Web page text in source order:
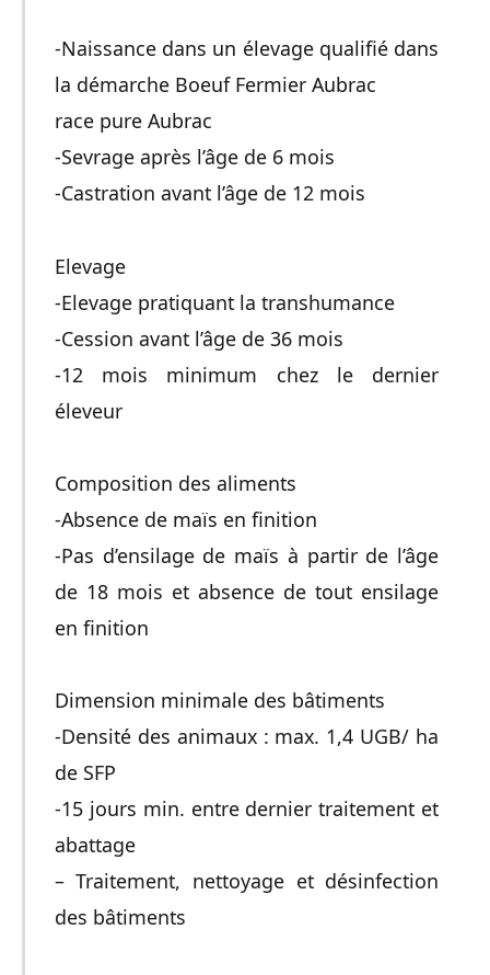
-Naissance dans un élevage qualifié dans
la démarche Boeuf Fermier Aubrac
race pure Aubrac
-Sevrage après l’âge de 6 mois
-Castration avant l’âge de 12 mois
Elevage
-Elevage pratiquant la transhumance
-Cession avant l’âge de 36 mois
-12 mois minimum chez le dernier
éleveur
Composition des aliments
-Absence de maïs en finition
-Pas d’ensilage de maïs à partir de l’âge
de 18 mois et absence de tout ensilage
en finition
Dimension minimale des bâtiments
-Densité des animaux : max. 1,4 UGB/ ha
de SFP
-15 jours min. entre dernier traitement et
abattage
– Traitement, nettoyage et désinfection
des bâtiments